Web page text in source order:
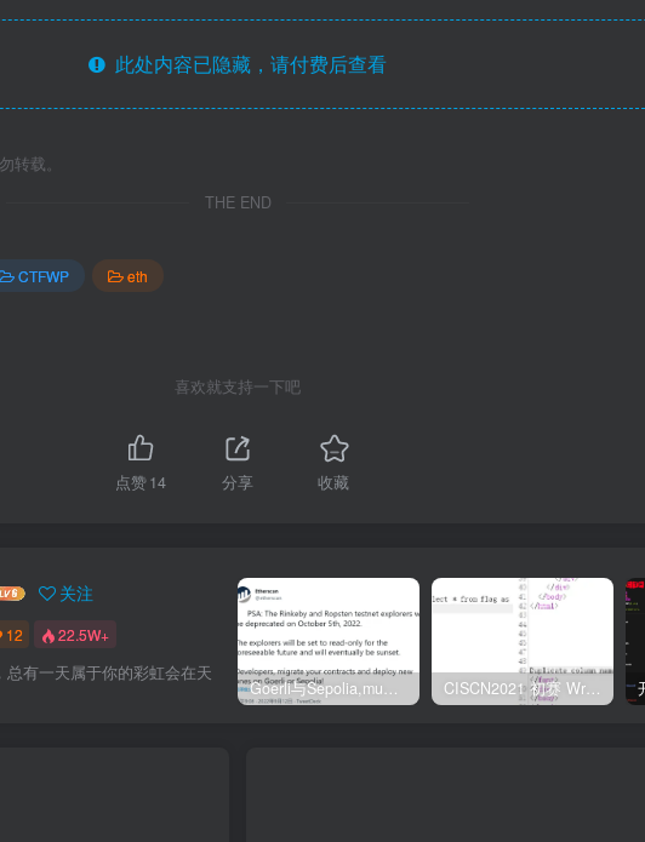
此处内容已隐藏，请付费后查看
转载。
THE END
CTFWP
eth
喜欢就支持一下吧
点赞14 分享 收藏
关注
12 22.5W+
总有一天属于你的彩虹会在天
Goerli与Sepolia,mumbai测试币领取 CISCN2021 初赛 Write UP